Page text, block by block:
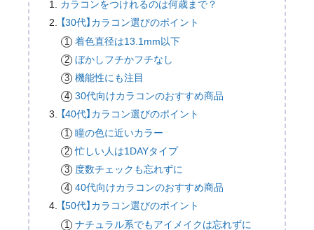
カラコンをつけれるのは何歳まで？
【30代】カラコン選びのポイント
着色直径は13.1mm以下
ぼかしフチかフチなし
機能性にも注目
30代向けカラコンのおすすめ商品
【40代】カラコン選びのポイント
瞳の色に近いカラー
忙しい人は1DAYタイプ
度数チェックも忘れずに
40代向けカラコンのおすすめ商品
【50代】カラコン選びのポイント
ナチュラル系でもアイメイクは忘れずに